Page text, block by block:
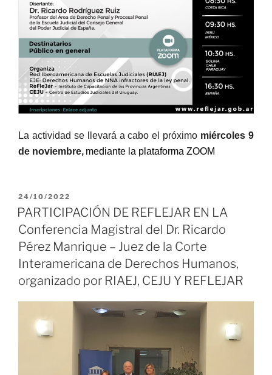
La actividad se llevará a cabo el próximo miércoles 9
de noviembre, mediante la plataforma ZOOM
PUBLICADO
EL
24/10/2022
PARTICIPACIÓN DE REFLEJAR EN LA
Conferencia Magistral del Dr. Ricardo
Pérez Manrique – Juez de la Corte
Interamericana de Derechos Humanos,
organizado por RIAEJ, CEJU Y REFLEJAR